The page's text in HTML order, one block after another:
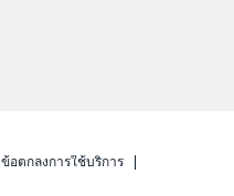
ข้อตกลงการใช้บริการ